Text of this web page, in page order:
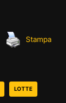
Stampa
LOTTE